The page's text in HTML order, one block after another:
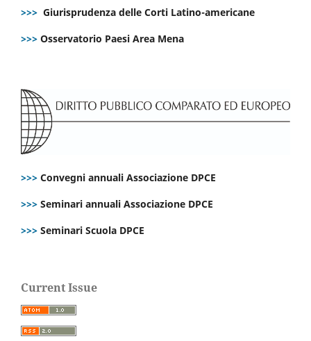
>>> Giurisprudenza delle Corti Latino-americane
>>> Osservatorio Paesi Area Mena
>>> Convegni annuali Associazione DPCE
>>> Seminari annuali Associazione DPCE
>>> Seminari Scuola DPCE
Current Issue